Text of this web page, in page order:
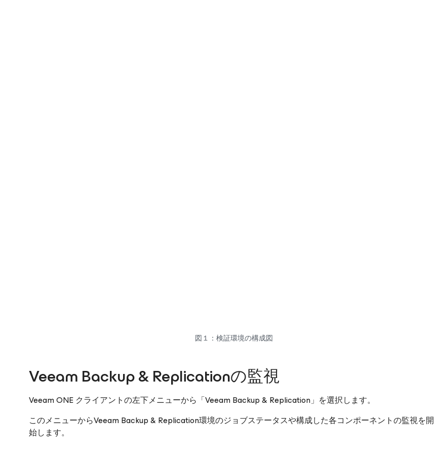
図１：検証環境の構成図
Veeam Backup & Replicationの監視
Veeam ONE クライアントの左下メニューから「Veeam Backup & Replication」を選択します。
このメニューからVeeam Backup & Replication環境のジョブステータスや構成した各コンポーネントの監視を開
始します。